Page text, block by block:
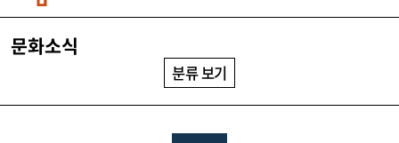
문화소식
분류 보기